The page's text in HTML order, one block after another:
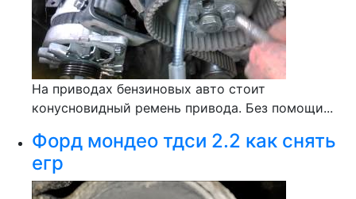
На приводах бензиновых авто стоит
конусновидный ремень привода. Без помощи...
Форд мондео тдси 2.2 как снять
егр